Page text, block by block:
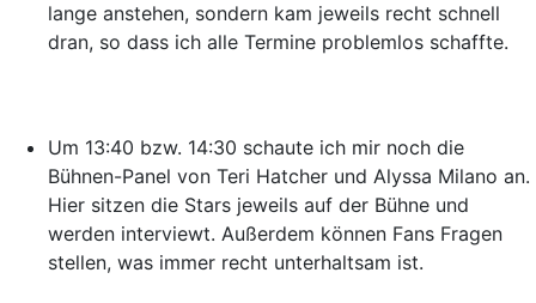
lange anstehen, sondern kam jeweils recht schnell
dran, so dass ich alle Termine problemlos schaffte.
Um 13:40 bzw. 14:30 schaute ich mir noch die
Bühnen-Panel von Teri Hatcher und Alyssa Milano an.
Hier sitzen die Stars jeweils auf der Bühne und
werden interviewt. Außerdem können Fans Fragen
stellen, was immer recht unterhaltsam ist.